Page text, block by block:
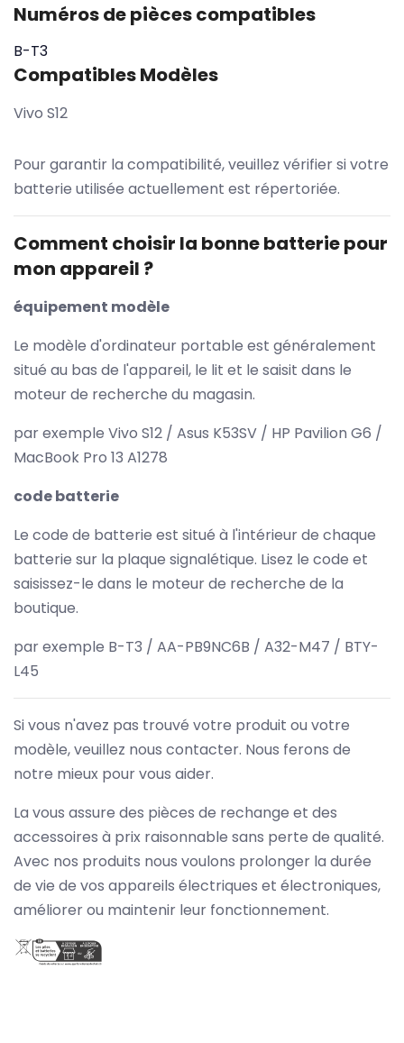
Numéros de pièces compatibles
B-T3
Compatibles Modèles
Vivo S12
Pour garantir la compatibilité, veuillez vérifier si votre
batterie utilisée actuellement est répertoriée.
Comment choisir la bonne batterie pour
mon appareil ?
équipement modèle
Le modèle d'ordinateur portable est généralement
situé au bas de l'appareil, le lit et le saisit dans le
moteur de recherche du magasin.
par exemple Vivo S12 / Asus K53SV / HP Pavilion G6 /
MacBook Pro 13 A1278
code batterie
Le code de batterie est situé à l'intérieur de chaque
batterie sur la plaque signalétique. Lisez le code et
saisissez-le dans le moteur de recherche de la
boutique.
par exemple B-T3 / AA-PB9NC6B / A32-M47 / BTY-
L45
Si vous n'avez pas trouvé votre produit ou votre
modèle, veuillez nous contacter. Nous ferons de
notre mieux pour vous aider.
La vous assure des pièces de rechange et des
accessoires à prix raisonnable sans perte de qualité.
Avec nos produits nous voulons prolonger la durée
de vie de vos appareils électriques et électroniques,
améliorer ou maintenir leur fonctionnement.